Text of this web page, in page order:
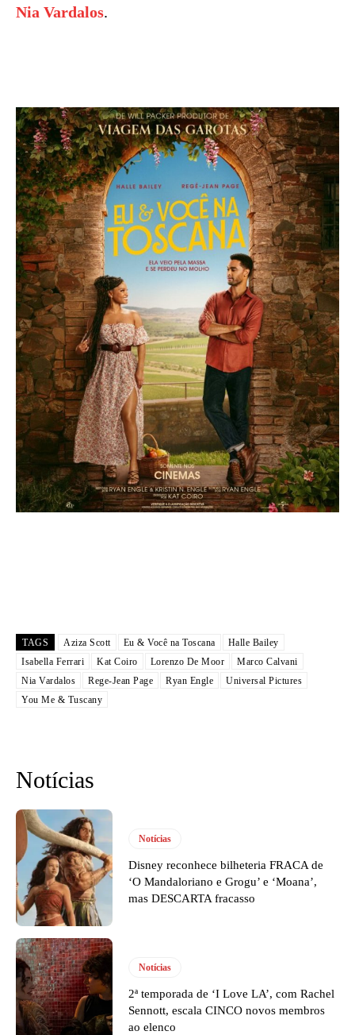
Nia Vardalos.
TAGS Aziza Scott Eu & Você na Toscana
Halle Bailey
Isabella Ferrari
Kat Coiro Lorenzo De Moor
Marco Calvani
Nia Vardalos
Rege-Jean Page Ryan Engle
Universal Pictures
You Me & Tuscany
Notícias
Notícias
Disney reconhece bilheteria FRACA de
‘O Mandaloriano e Grogu’ e ‘Moana’,
mas DESCARTA fracasso
Notícias
2ª temporada de ‘I Love LA’, com Rachel
Sennott, escala CINCO novos membros
ao elenco